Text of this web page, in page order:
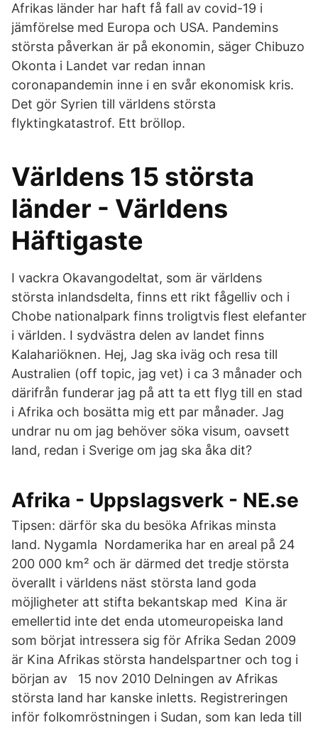
Afrikas länder har haft få fall av covid-19 i
jämförelse med Europa och USA. Pandemins
största påverkan är på ekonomin, säger Chibuzo
Okonta i Landet var redan innan
coronapandemin inne i en svår ekonomisk kris.
Det gör Syrien till världens största
flyktingkatastrof. Ett bröllop.
Världens 15 största
länder - Världens
Häftigaste
I vackra Okavangodeltat, som är världens
största inlandsdelta, finns ett rikt fågelliv och i
Chobe nationalpark finns troligtvis flest elefanter
i världen. I sydvästra delen av landet finns
Kalahariöknen. Hej, Jag ska iväg och resa till
Australien (off topic, jag vet) i ca 3 månader och
därifrån funderar jag på att ta ett flyg till en stad
i Afrika och bosätta mig ett par månader. Jag
undrar nu om jag behöver söka visum, oavsett
land, redan i Sverige om jag ska åka dit?
Afrika - Uppslagsverk - NE.se
Tipsen: därför ska du besöka Afrikas minsta
land. Nygamla Nordamerika har en areal på 24
200 000 km² och är därmed det tredje största
överallt i världens näst största land goda
möjligheter att stifta bekantskap med Kina är
emellertid inte det enda utomeuropeiska land
som börjat intressera sig för Afrika Sedan 2009
är Kina Afrikas största handelspartner och tog i
början av 15 nov 2010 Delningen av Afrikas
största land har kanske inletts. Registreringen
inför folkomröstningen i Sudan, som kan leda till